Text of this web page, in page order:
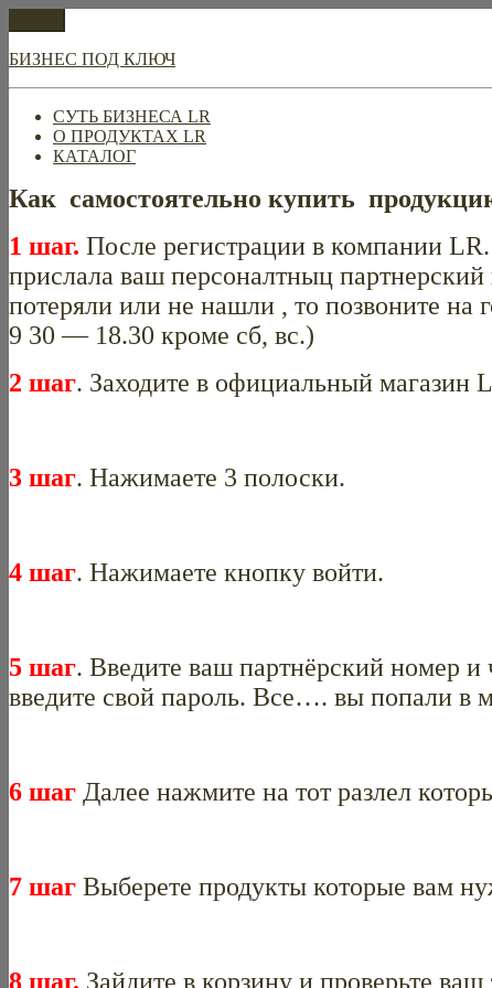
к
содержимому
БИЗНЕС ПОД КЛЮЧ
СУТЬ БИЗНЕСА LR
О ПРОДУКТАХ LR
КАТАЛОГ
Как самостоятельно купить
1 шаг. После регистрации в компании
прислала ваш персоналтныц
потеряли или не нашли , то позвоните на
9 30 — 18.30 кроме сб, вс.)
2 шаг. Заходите в официальный магазин
3 шаг. Нажимаете 3 полоски.
4 шаг. Нажимаете кнопку войти.
5 шаг. Введите ваш партнёрский номер
введите свой пароль. Все…. вы попали в
6 шаг Далее нажмите на тот разлел
7 шаг Выберете продукты которые вам
8 шаг. Зайдите в корзину и проверьте ваш